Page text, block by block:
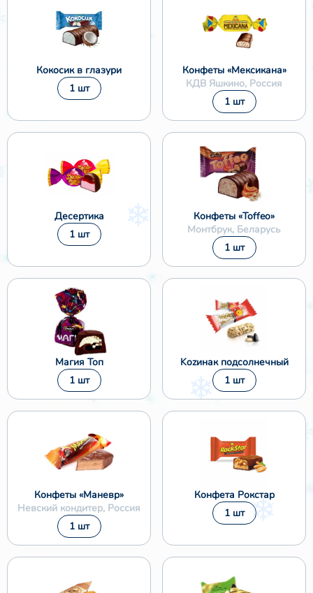
Кокосик в глазури
1 шт
Конфеты «Мексикана»
КДВ Яшкино, Россия
1 шт
Десертика
1 шт
Конфеты «Toffeo»
Монтбрук, Беларусь
1 шт
Магия Топ
1 шт
Kozинак подсолнечный
1 шт
Конфеты «Маневр»
Невский кондитер, Россия
1 шт
Конфета Рокстар
1 шт
❅
❄
❄